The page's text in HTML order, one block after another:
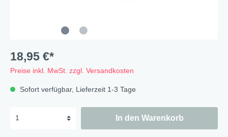
18,95 €*
Preise inkl. MwSt. zzgl. Versandkosten
Sofort verfügbar, Lieferzeit 1-3 Tage
In den Warenkorb